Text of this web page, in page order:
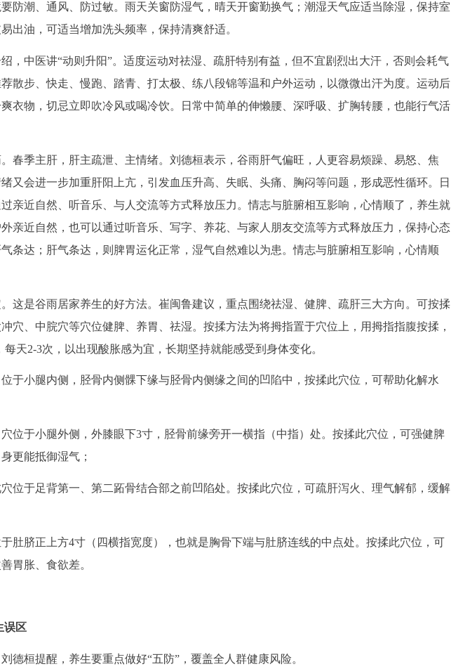
防潮、通风、防过敏。雨天关窗防湿气，晴天开窗勤换气；潮湿天气应适当除湿，保持室
出油，可适当增加洗头频率，保持清爽舒适。
，中医讲“动则升阳”。适度运动对祛湿、疏肝特别有益，但不宜剧烈出大汗，否则会耗气
散步、快走、慢跑、踏青、打太极、练八段锦等温和户外运动，以微微出汗为度。运动后
衣物，切忌立即吹冷风或喝冷饮。日常中简单的伸懒腰、深呼吸、扩胸转腰，也能行气活
春季主肝，肝主疏泄、主情绪。刘德桓表示，谷雨肝气偏旺，人更容易烦躁、易怒、焦
又会进一步加重肝阳上亢，引发血压升高、失眠、头痛、胸闷等问题，形成恶性循环。日
亲近自然、听音乐、与人交流等方式释放压力。情志与脏腑相互影响，心情顺了，养生就
亲近自然，也可以通过听音乐、写字、养花、与家人朋友交流等方式释放压力，保持心态
条达；肝气条达，则脾胃运化正常，湿气自然难以为患。情志与脏腑相互影响，心情顺
这是谷雨居家养生的好方法。崔闽鲁建议，重点围绕祛湿、健脾、疏肝三大方向。可按揉
穴、中脘穴等穴位健脾、养胃、祛湿。按揉方法为将拇指置于穴位上，用拇指指腹按揉，
天2-3次，以出现酸胀感为宜，长期坚持就能感受到身体变化。
于小腿内侧，胫骨内侧髁下缘与胫骨内侧缘之间的凹陷中，按揉此穴位，可帮助化解水
位于小腿外侧，外膝眼下3寸，胫骨前缘旁开一横指（中指）处。按揉此穴位，可强健脾
更能抵御湿气；
位于足背第一、第二跖骨结合部之前凹陷处。按揉此穴位，可疏肝泻火、理气解郁，缓解
肚脐正上方4寸（四横指宽度），也就是胸骨下端与肚脐连线的中点处。按揉此穴位，可
胃胀、食欲差。
误区
德桓提醒，养生要重点做好“五防”，覆盖全人群健康风险。